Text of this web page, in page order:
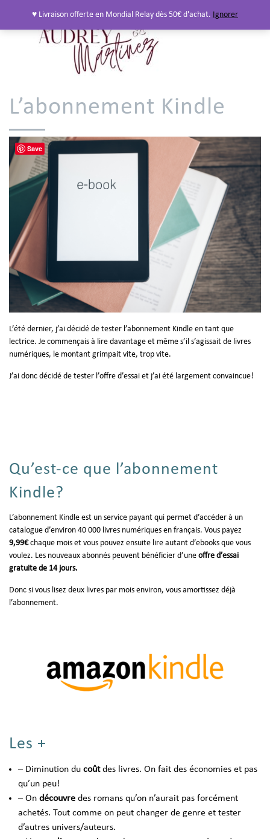
L’abonnement Kindle
L’été dernier, j’ai décidé de tester l’abonnement Kindle en tant que
lectrice. Je commençais à lire davantage et même s’il s’agissait de livres
numériques, le montant grimpait vite, trop vite.
J’ai donc décidé de tester l’offre d’essai et j’ai été largement convaincue!
Qu’est-ce que l’abonnement
Kindle?
L’abonnement Kindle est un service payant qui permet d’accéder à un
catalogue d’environ 40 000 livres numériques en français. Vous payez
9,99€chaque mois et vous pouvez ensuite lire autant d’ebooks que vous
voulez. Les nouveaux abonnés peuvent bénéficier d’une offre d’essai
gratuite de 14 jours.
Donc si vous lisez deux livres par mois environ, vous amortissez déjà
l’abonnement.
Les +
– Diminution du coûtdes livres. On fait des économies et pas
qu’un peu!
– On découvre des romans qu’on n’aurait pas forcément
achetés. Tout comme on peut changer de genre et tester
d’autres univers/auteurs.
♥ Livraison offerte en Mondial Relay dès 50€ d'achat. Ignorer
Save